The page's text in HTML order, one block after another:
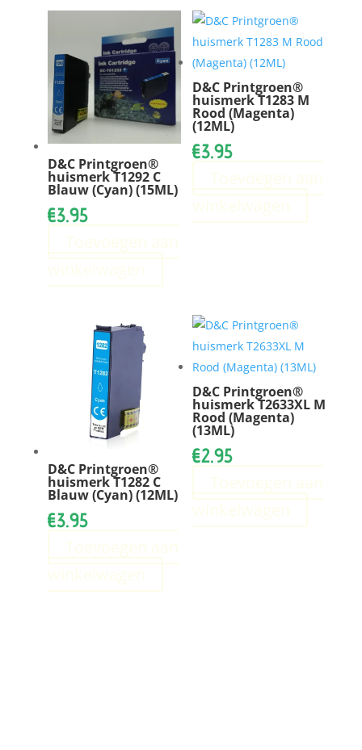
D&C Printgroen®
huismerk T1292 C
Blauw (Cyan) (15ML)
€3.95
D&C Printgroen®
huismerk T1283 M
Rood (Magenta)
(12ML)
€3.95
D&C Printgroen®
huismerk T1282 C
Blauw (Cyan) (12ML)
€3.95
D&C Printgroen®
huismerk T2633XL M
Rood (Magenta)
(13ML)
€2.95